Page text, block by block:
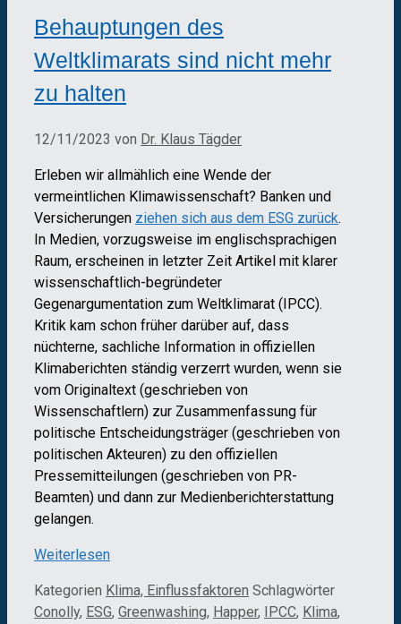
Behauptungen des
Weltklimarats sind nicht mehr
zu halten
12/11/2023 von Dr. Klaus Tägder
Erleben wir allmählich eine Wende der
vermeintlichen Klimawissenschaft? Banken und
Versicherungen ziehen sich aus dem ESG zurück.
In Medien, vorzugsweise im englischsprachigen
Raum, erscheinen in letzter Zeit Artikel mit klarer
wissenschaftlich-begründeter
Gegenargumentation zum Weltklimarat (IPCC).
Kritik kam schon früher darüber auf, dass
nüchterne, sachliche Information in offiziellen
Klimaberichten ständig verzerrt wurden, wenn sie
vom Originaltext (geschrieben von
Wissenschaftlern) zur Zusammenfassung für
politische Entscheidungsträger (geschrieben von
politischen Akteuren) zu den offiziellen
Pressemitteilungen (geschrieben von PR-
Beamten) und dann zur Medienberichterstattung
gelangen.
Weiterlesen
Kategorien Klima, Einflussfaktoren Schlagwörter
Conolly, ESG, Greenwashing, Happer, IPCC, Klima,